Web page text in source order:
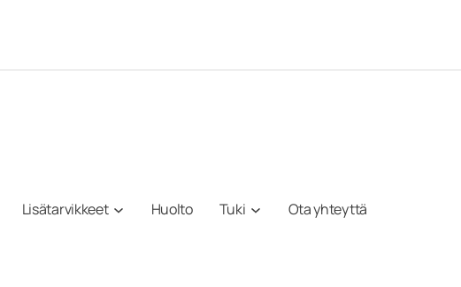
Lisätarvikkeet Huolto Tuki Ota yhteyttä